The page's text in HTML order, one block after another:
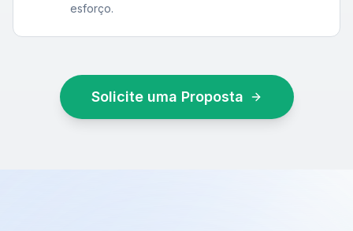
esforço.
Solicite uma Proposta